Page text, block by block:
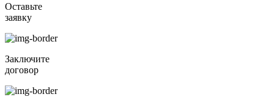
Оставьте
заявку
Заключите
договор